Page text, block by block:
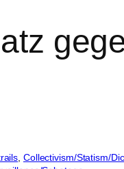
, Collectivism/Statism/